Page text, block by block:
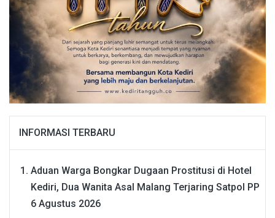
INFORMASI TERBARU
Aduan Warga Bongkar Dugaan Prostitusi di Hotel
Kediri, Dua Wanita Asal Malang Terjaring Satpol PP
6 Agustus 2026